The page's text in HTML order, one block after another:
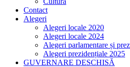
Contact
Alegeri
Alegeri locale 2020
Alegeri locale 2024
Alegeri parlamentare și
Alegeri prezidențiale 2025
GUVERNARE DESCHISĂ